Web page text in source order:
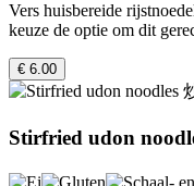
Vers huisbereide
keuze de optie om dit
€ 6.00
Stirfried udon